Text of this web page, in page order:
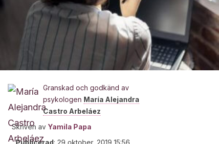
Granskad och godkänd av
psykologen María Alejandra
Castro Arbeláez
Skriven av Yamila Papa
Publicerad: 29 oktober, 2019 15:56